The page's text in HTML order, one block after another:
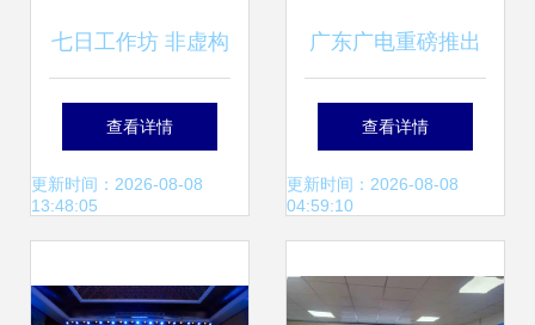
七日工作坊 非虚构
影像创作营正式开
营 记录真实，点亮
查看详情
更新时间：2026-08-08
13:48:05
广东广电重磅推出
首个全媒体证券节
目《财经铁三角》
查看详情
更新时间：2026-08-08
04:59:10